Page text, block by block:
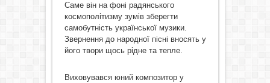
Саме він на фоні радянського
космополітизму зумів зберегти
самобутність української музики.
Звернення до народної пісні вносять у
його твори щось рідне та тепле.
Виховувався юний композитор у